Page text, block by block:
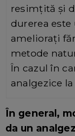
resimțită și
durerea este
ameliorați
metode
În cazul în
analgezice
În general,
da un